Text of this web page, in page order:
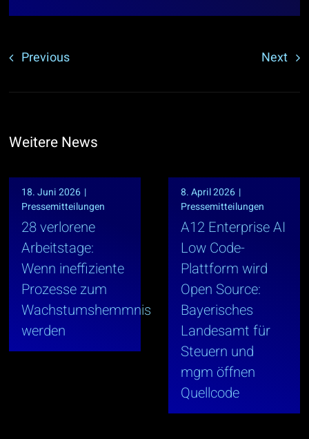
Previous Next
Weitere News
18. Juni 2026 |
Pressemitteilungen
28 verlorene
Arbeitstage:
Wenn ineffiziente
Prozesse zum
Wachstumshemmnis
werden
8. April 2026 |
Pressemitteilungen
A12 Enterprise AI
Low Code-
Plattform wird
Open Source:
Bayerisches
Landesamt für
Steuern und
mgm öffnen
Quellcode